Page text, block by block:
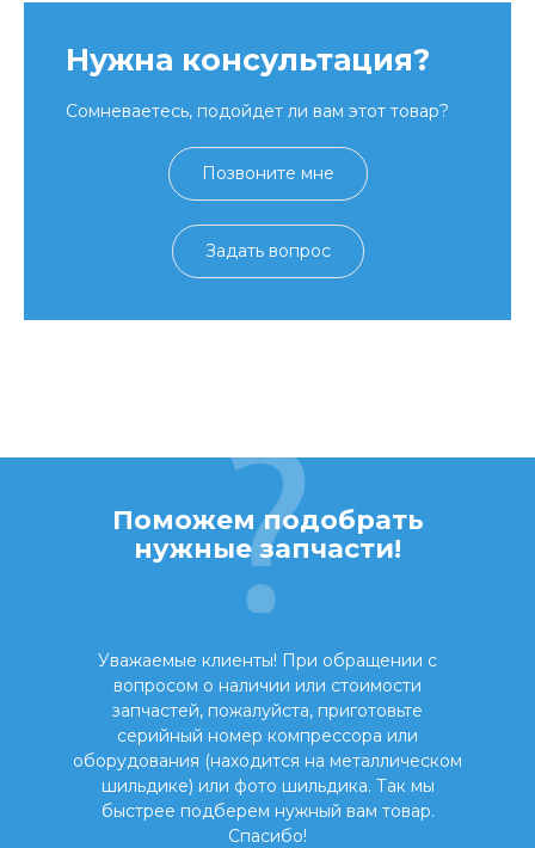
Нужна консультация?
Сомневаетесь, подойдет ли вам этот товар?
Позвоните мне
Задать вопрос
Поможем подобрать
нужные запчасти!
Уважаемые клиенты! При обращении с
вопросом о наличии или стоимости
запчастей, пожалуйста, приготовьте
серийный номер компрессора или
оборудования (находится на металлическом
шильдике) или фото шильдика. Так мы
быстрее подберем нужный вам товар.
Спасибо!